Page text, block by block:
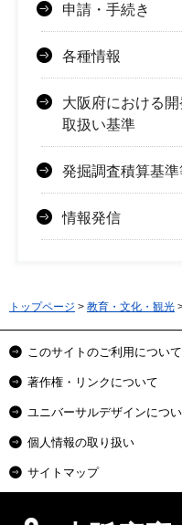
申請・手続き
各種情報
大阪府における
取扱い基準
発掘調査積算基
情報発信
トップページ > 教育・文化・観光
このサイトのご利用について
著作権・リンクについて
ユニバーサルデザインにつ
個人情報の取り扱い
サイトマップ